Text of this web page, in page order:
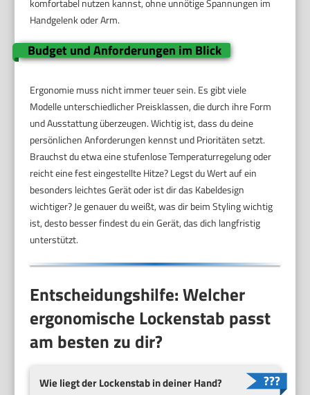
komfortabel nutzen kannst, ohne unnötige Spannungen im
Handgelenk oder Arm.
Budget und Anforderungen im Blick
Ergonomie muss nicht immer teuer sein. Es gibt viele
Modelle unterschiedlicher Preisklassen, die durch ihre Form
und Ausstattung überzeugen. Wichtig ist, dass du deine
persönlichen Anforderungen kennst und Prioritäten setzt.
Brauchst du etwa eine stufenlose Temperaturregelung oder
reicht eine fest eingestellte Hitze? Legst du Wert auf ein
besonders leichtes Gerät oder ist dir das Kabeldesign
wichtiger? Je genauer du weißt, was dir beim Styling wichtig
ist, desto besser findest du ein Gerät, das dich langfristig
unterstützt.
Entscheidungshilfe: Welcher
ergonomische Lockenstab passt
am besten zu dir?
Wie liegt der Lockenstab in deiner Hand?